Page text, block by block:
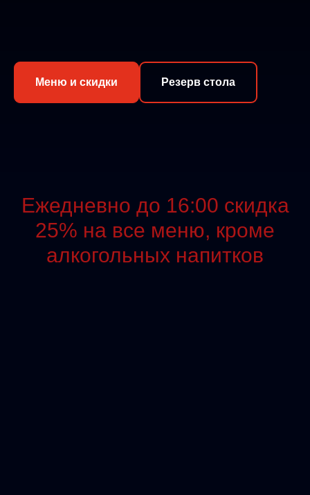
Меню и скидки Резерв стола
Ежедневно до 16:00 скидка
25% на все меню, кроме
алкогольных напитков